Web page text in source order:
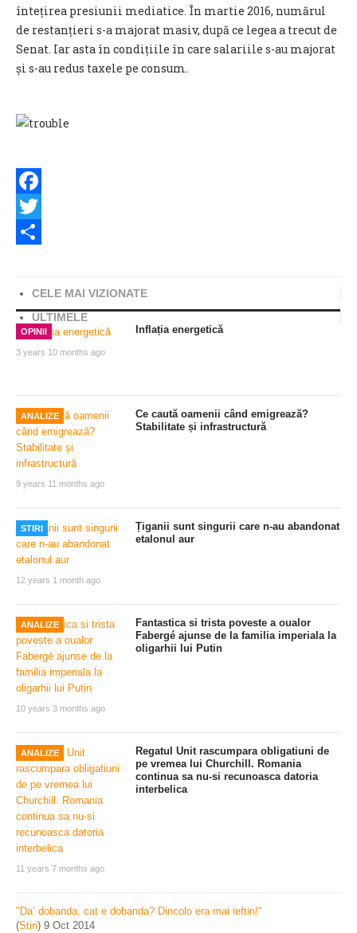
întețirea presiunii mediatice. În martie 2016, numărul
de restanțieri s-a majorat masiv, după ce legea a trecut de
Senat. Iar asta în condițiile în care salariile s-au majorat
și s-au redus taxele pe consum.
Facebook
Twitter
CELE MAI VIZIONATE
ULTIMELE
OPINII
3 years 10 months ago
Inflația energetică
ANALIZE
9 years 11 months ago
Ce caută oamenii când emigrează?
Stabilitate și infrastructură
STIRI
12 years 1 month ago
Țiganii sunt singurii care n-au abandonat
etalonul aur
ANALIZE
10 years 3 months ago
Fantastica si trista poveste a oualor
Fabergé ajunse de la familia imperiala la
oligarhii lui Putin
ANALIZE
11 years 7 months ago
Regatul Unit rascumpara obligatiuni de
pe vremea lui Churchill. Romania
continua sa nu-si recunoasca datoria
interbelica
"Da’ dobanda, cat e dobanda? Dincolo era mai ieftin!"
(Stiri) 9 Oct 2014